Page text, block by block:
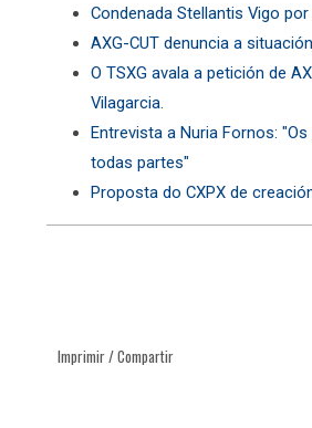
Condenada Stellantis Vigo
AXG-CUT denuncia a
O TSXG avala a petición de
Vilagarcia.
Entrevista a Nuria Fornos:
todas partes"
Proposta do CXPX de
Imprimir / Compartir